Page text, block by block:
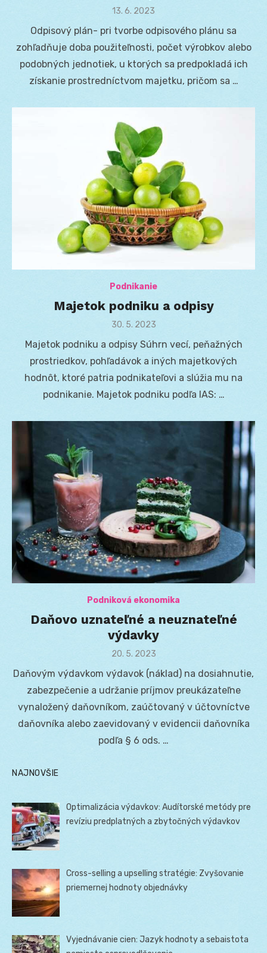
Posted
13. 6. 2023
Odpisový plán- pri tvorbe odpisového plánu sa
zohľadňuje doba použiteľnosti, počet výrobkov alebo
podobných jednotiek, u ktorých sa predpokladá ich
získanie prostredníctvom majetku, pričom sa …
Podnikanie
Majetok podniku a odpisy
Posted
30. 5. 2023
Majetok podniku a odpisy Súhrn vecí, peňažných
prostriedkov, pohľadávok a iných majetkových
hodnôt, ktoré patria podnikateľovi a slúžia mu na
podnikanie. Majetok podniku podľa IAS: …
Podniková ekonomika
Daňovo uznateľné a neuznateľné
výdavky
Posted
20. 5. 2023
Daňovým výdavkom výdavok (náklad) na dosiahnutie,
zabezpečenie a udržanie príjmov preukázateľne
vynaložený daňovníkom, zaúčtovaný v účtovníctve
daňovníka alebo zaevidovaný v evidencii daňovníka
podľa § 6 ods. …
NAJNOVŠIE
Optimalizácia výdavkov: Audítorské metódy pre
revíziu predplatných a zbytočných výdavkov
Cross-selling a upselling stratégie: Zvyšovanie
priemernej hodnoty objednávky
Vyjednávanie cien: Jazyk hodnoty a sebaistota